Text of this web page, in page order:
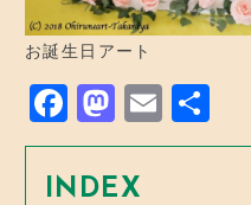
お誕生日アート
F
a
c
M
a
st
E
m有
INDEX